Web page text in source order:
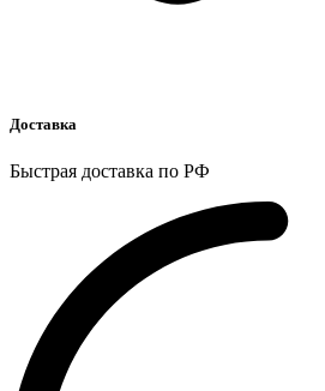
Доставка
Быстрая доставка по РФ